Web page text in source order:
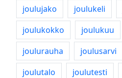
joulujako
joulukeli
joulukokko
joulukuu
joulurauha
joulusarvi
joulutalo
joulutesti